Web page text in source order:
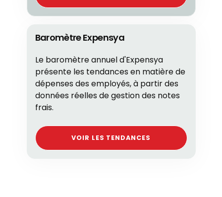
Baromètre Expensya
Le baromètre annuel d'Expensya
présente les tendances en matière de
dépenses des employés, à partir des
données réelles de gestion des notes
frais.
VOIR LES TENDANCES